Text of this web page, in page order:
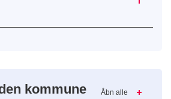
kommune Åbn alle